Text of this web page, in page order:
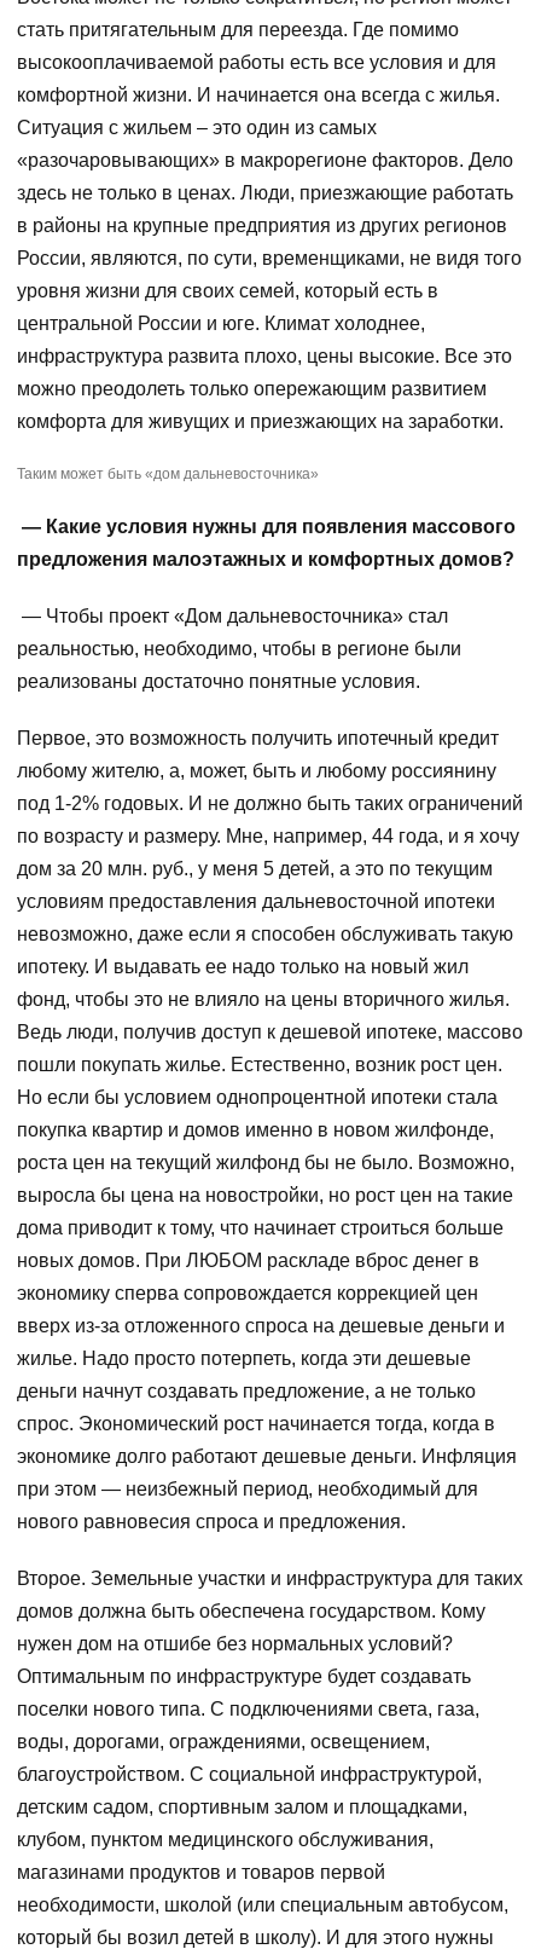
стать притягательным для переезда. Где помимо
высокооплачиваемой работы есть все условия и для
комфортной жизни. И начинается она всегда с жилья.
Ситуация с жильем – это один из самых
«разочаровывающих» в макрорегионе факторов. Дело
здесь не только в ценах. Люди, приезжающие работать
в районы на крупные предприятия из других регионов
России, являются, по сути, временщиками, не видя того
уровня жизни для своих семей, который есть в
центральной России и юге. Климат холоднее,
инфраструктура развита плохо, цены высокие. Все это
можно преодолеть только опережающим развитием
комфорта для живущих и приезжающих на заработки.
Таким может быть «дом дальневосточника»
— Какие условия нужны для появления массового
предложения малоэтажных и комфортных домов?
— Чтобы проект «Дом дальневосточника» стал
реальностью, необходимо, чтобы в регионе были
реализованы достаточно понятные условия.
Первое, это возможность получить ипотечный кредит
любому жителю, а, может, быть и любому россиянину
под 1-2% годовых. И не должно быть таких ограничений
по возрасту и размеру. Мне, например, 44 года, и я хочу
дом за 20 млн. руб., у меня 5 детей, а это по текущим
условиям предоставления дальневосточной ипотеки
невозможно, даже если я способен обслуживать такую
ипотеку. И выдавать ее надо только на новый жил
фонд, чтобы это не влияло на цены вторичного жилья.
Ведь люди, получив доступ к дешевой ипотеке, массово
пошли покупать жилье. Естественно, возник рост цен.
Но если бы условием однопроцентной ипотеки стала
покупка квартир и домов именно в новом жилфонде,
роста цен на текущий жилфонд бы не было. Возможно,
выросла бы цена на новостройки, но рост цен на такие
дома приводит к тому, что начинает строиться больше
новых домов. При ЛЮБОМ раскладе вброс денег в
экономику сперва сопровождается коррекцией цен
вверх из-за отложенного спроса на дешевые деньги и
жилье. Надо просто потерпеть, когда эти дешевые
деньги начнут создавать предложение, а не только
спрос. Экономический рост начинается тогда, когда в
экономике долго работают дешевые деньги. Инфляция
при этом — неизбежный период, необходимый для
нового равновесия спроса и предложения.
Второе. Земельные участки и инфраструктура для таких
домов должна быть обеспечена государством. Кому
нужен дом на отшибе без нормальных условий?
Оптимальным по инфраструктуре будет создавать
поселки нового типа. С подключениями света, газа,
воды, дорогами, ограждениями, освещением,
благоустройством. С социальной инфраструктурой,
детским садом, спортивным залом и площадками,
клубом, пунктом медицинского обслуживания,
магазинами продуктов и товаров первой
необходимости, школой (или специальным автобусом,
который бы возил детей в школу). И для этого нужны